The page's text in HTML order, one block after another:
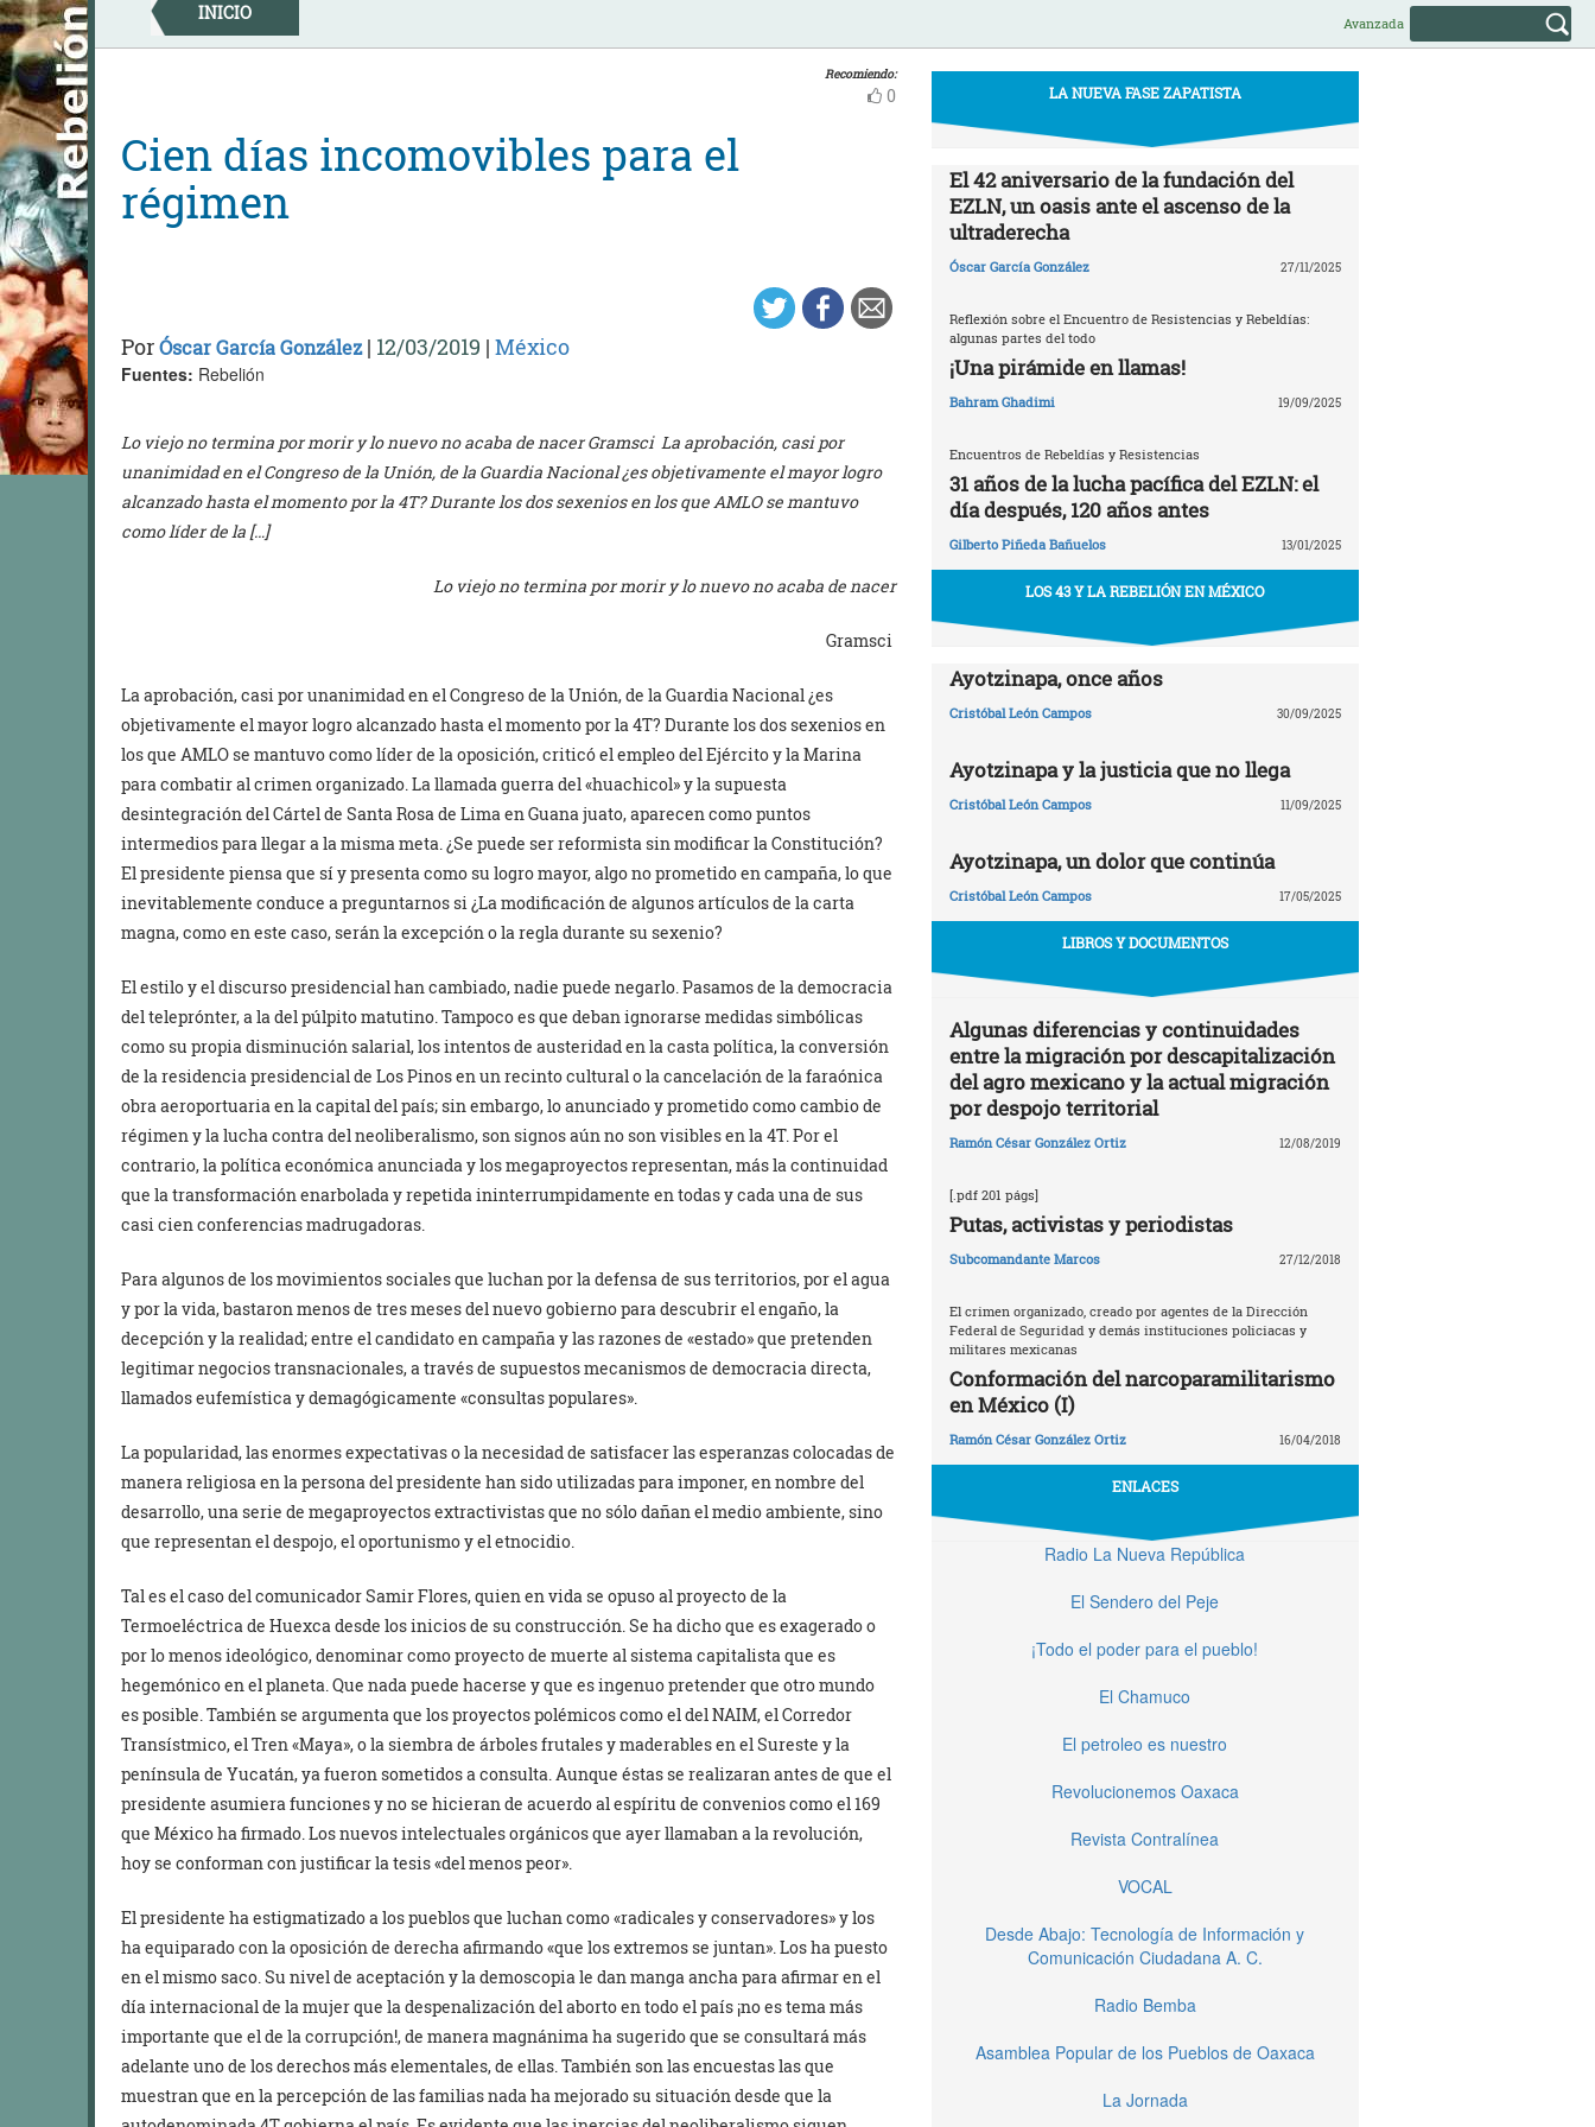
Skip
to
content
INICIO Avanzada
Recomiendo:
0
Cien días incomovibles para el
régimen
PorÓscar García González| 12/03/2019 | México
Fuentes: Rebelión
Lo viejo no termina por morir y lo nuevo no acaba de nacer Gramsci La aprobación, casi por
unanimidad en el Congreso de la Unión, de la Guardia Nacional ¿es objetivamente el mayor logro
alcanzado hasta el momento por la 4T? Durante los dos sexenios en los que AMLO se mantuvo
como líder de la […]
Lo viejo no termina por morir y lo nuevo no acaba de nacer
Gramsci
La aprobación, casi por unanimidad en el Congreso de la Unión, de la Guardia Nacional ¿es
objetivamente el mayor logro alcanzado hasta el momento por la 4T? Durante los dos sexenios en
los que AMLO se mantuvo como líder de la oposición, criticó el empleo del Ejército y la Marina
para combatir al crimen organizado. La llamada guerra del «huachicol» y la supuesta
desintegración del Cártel de Santa Rosa de Lima en Guana juato, aparecen como puntos
intermedios para llegar a la misma meta. ¿Se puede ser reformista sin modificar la Constitución?
El presidente piensa que sí y presenta como su logro mayor, algo no prometido en campaña, lo que
inevitablemente conduce a preguntarnos si ¿La modificación de algunos artículos de la carta
magna, como en este caso, serán la excepción o la regla durante su sexenio?
El estilo y el discurso presidencial han cambiado, nadie puede negarlo. Pasamos de la democracia
del teleprónter, a la del púlpito matutino. Tampoco es que deban ignorarse medidas simbólicas
como su propia disminución salarial, los intentos de austeridad en la casta política, la conversión
de la residencia presidencial de Los Pinos en un recinto cultural o la cancelación de la faraónica
obra aeroportuaria en la capital del país; sin embargo, lo anunciado y prometido como cambio de
régimen y la lucha contra del neoliberalismo, son signos aún no son visibles en la 4T. Por el
contrario, la política económica anunciada y los megaproyectos representan, más la continuidad
que la transformación enarbolada y repetida ininterrumpidamente en todas y cada una de sus
casi cien conferencias madrugadoras.
Para algunos de los movimientos sociales que luchan por la defensa de sus territorios, por el agua
y por la vida, bastaron menos de tres meses del nuevo gobierno para descubrir el engaño, la
decepción y la realidad; entre el candidato en campaña y las razones de «estado» que pretenden
legitimar negocios transnacionales, a través de supuestos mecanismos de democracia directa,
llamados eufemística y demagógicamente «consultas populares».
La popularidad, las enormes expectativas o la necesidad de satisfacer las esperanzas colocadas de
manera religiosa en la persona del presidente han sido utilizadas para imponer, en nombre del
desarrollo, una serie de megaproyectos extractivistas que no sólo dañan el medio ambiente, sino
que representan el despojo, el oportunismo y el etnocidio.
Tal es el caso del comunicador Samir Flores, quien en vida se opuso al proyecto de la
Termoeléctrica de Huexca desde los inicios de su construcción. Se ha dicho que es exagerado o
por lo menos ideológico, denominar como proyecto de muerte al sistema capitalista que es
hegemónico en el planeta. Que nada puede hacerse y que es ingenuo pretender que otro mundo
es posible. También se argumenta que los proyectos polémicos como el del NAIM, el Corredor
Transístmico, el Tren «Maya», o la siembra de árboles frutales y maderables en el Sureste y la
península de Yucatán, ya fueron sometidos a consulta. Aunque éstas se realizaran antes de que el
presidente asumiera funciones y no se hicieran de acuerdo al espíritu de convenios como el 169
que México ha firmado. Los nuevos intelectuales orgánicos que ayer llamaban a la revolución,
hoy se conforman con justificar la tesis «del menos peor».
El presidente ha estigmatizado a los pueblos que luchan como «radicales y conservadores» y los
ha equiparado con la oposición de derecha afirmando «que los extremos se juntan». Los ha puesto
en el mismo saco. Su nivel de aceptación y la demoscopia le dan manga ancha para afirmar en el
día internacional de la mujer que la despenalización del aborto en todo el país ¡no es tema más
importante que el de la corrupción!, de manera magnánima ha sugerido que se consultará más
adelante uno de los derechos más elementales, de ellas. También son las encuestas las que
muestran que en la percepción de las familias nada ha mejorado su situación desde que la
LA NUEVA FASE ZAPATISTA
El 42 aniversario de la fundación del
EZLN, un oasis ante el ascenso de la
ultraderecha
Óscar García González 27/11/2025
Reflexión sobre el Encuentro de Resistencias y Rebeldías:
algunas partes del todo
¡Una pirámide en llamas!
Bahram Ghadimi 19/09/2025
Encuentros de Rebeldías y Resistencias
31 años de la lucha pacífica del EZLN: el
día después, 120 años antes
Gilberto Piñeda Bañuelos 13/01/2025
LOS 43 Y LA REBELIÓN EN MÉXICO
Ayotzinapa, once años
Cristóbal León Campos 30/09/2025
Ayotzinapa y la justicia que no llega
Cristóbal León Campos 11/09/2025
Ayotzinapa, un dolor que continúa
Cristóbal León Campos 17/05/2025
LIBROS Y DOCUMENTOS
Algunas diferencias y continuidades
entre la migración por descapitalización
del agro mexicano y la actual migración
por despojo territorial
Ramón César González Ortiz 12/08/2019
[.pdf 201 págs]
Putas, activistas y periodistas
Subcomandante Marcos 27/12/2018
El crimen organizado, creado por agentes de la Dirección
Federal de Seguridad y demás instituciones policiacas y
militares mexicanas
Conformación del narcoparamilitarismo
en México (I)
Ramón César González Ortiz 16/04/2018
ENLACES
Radio La Nueva República
El Sendero del Peje
¡Todo el poder para el pueblo!
El Chamuco
El petroleo es nuestro
Revolucionemos Oaxaca
Revista Contralínea
VOCAL
Desde Abajo: Tecnología de Información y
Comunicación Ciudadana A. C.
Radio Bemba
Asamblea Popular de los Pueblos de Oaxaca
La Jornada